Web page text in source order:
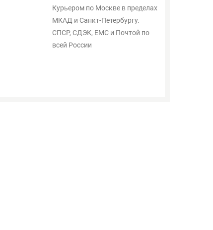
Курьером по Москве в пределах
МКАД и Санкт-Петербургу.
СПСР, СДЭК, ЕМС и Почтой по
всей России